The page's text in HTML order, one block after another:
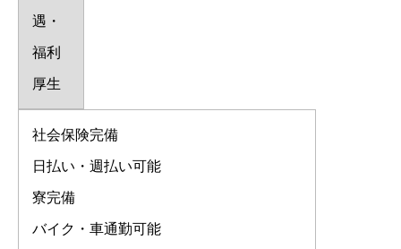
遇・
福利
厚生
社会保険完備
日払い・週払い可能
寮完備
バイク・車通勤可能